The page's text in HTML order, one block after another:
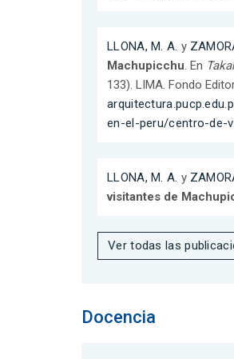
LLONA, M. A. y
Machupicchu. En
133). LIMA. Fondo
en-el-peru/centro-de-
LLONA, M. A. y
visitantes de
Ver todas las
Docencia